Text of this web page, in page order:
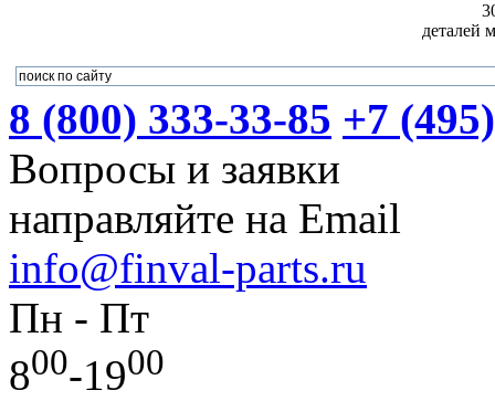
деталей
8 (800) 333-33-85 +7
Вопросы и заявки
направляйте на Email
info@finval-parts.ru
Пн - Пт
800-1900